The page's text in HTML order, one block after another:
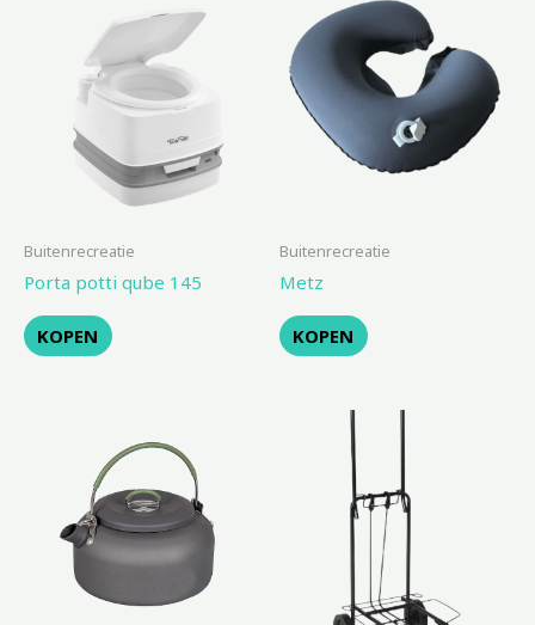
Buitenrecreatie
Porta potti qube 145
KOPEN
Buitenrecreatie
Metz
KOPEN